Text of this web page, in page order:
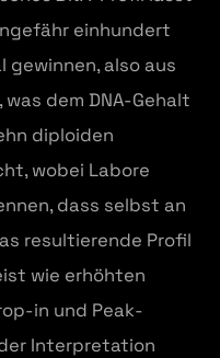
einhundert
gewinnen, also aus
dem DNA-Gehalt
diploiden
wobei Labore
dass selbst an
resultierende Profil
wie erhöhten
in und Peak-
Interpretation